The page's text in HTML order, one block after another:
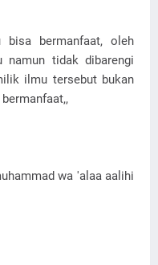
bermanfaat, oleh
namun tidak dibarengi
ilmu tersebut bukan
wa 'alaa aalihi